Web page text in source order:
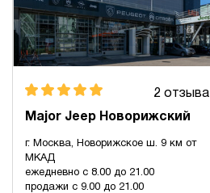
2 отзыва
Major Jeep Новорижский
г. Москва, Новорижское ш. 9 км от
МКАД
ежедневно с 8.00 до 21.00
продажи с 9.00 до 21.00